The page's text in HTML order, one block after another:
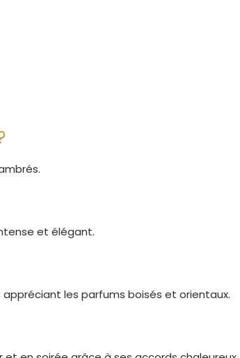
et élégant.
les parfums boisés et orientaux.